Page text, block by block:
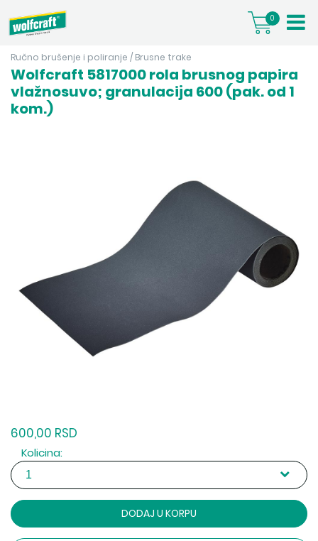
0
Ručno brušenje i poliranje / Brusne trake
Wolfcraft 5817000 rola brusnog papira
vlažnosuvo; granulacija 600 (pak. od 1
kom.)
600,00 RSD
Kolicina:
DODAJ U KORPU